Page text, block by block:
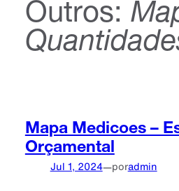
Outros:
Mapa Medicoes –
Orçamental
Jul 1, 2024—poradmin